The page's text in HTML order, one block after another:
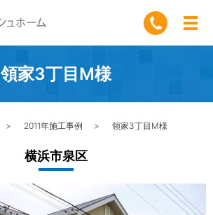
領家3丁目M様
2011年施工事例 領家3丁目M様
横浜市泉区